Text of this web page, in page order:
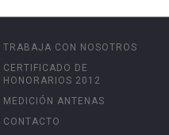
TRABAJA CON NOSOTROS
CERTIFICADO DE
HONORARIOS 2012
MEDICIÓN ANTENAS
CONTACTO